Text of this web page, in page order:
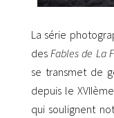
La série
desFables de La
se transmet de
depuis le
qui soulignent